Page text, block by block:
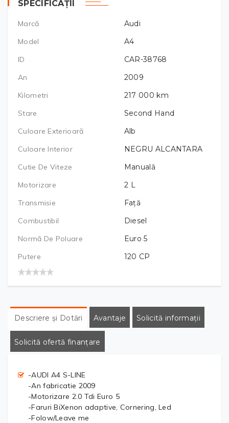
SPECIFICAȚII
Marcă
Audi
Model
A4
ID
CAR-38768
An
2009
Kilometri
217 000 km
Stare
Second Hand
Culoare Exterioară
Alb
Culoare Interior
NEGRU ALCANTARA
Cutie De Viteze
Manuală
Motorizare
2 L
Transmisie
Față
Combustibil
Diesel
Normă De Poluare
Euro 5
Putere
120 CP
Descriere și Dotări Avantaje Solicită informații
Solicită ofertă finanțare
-AUDI A4 S-LINE
-An fabricatie 2009
-Motorizare 2.0 Tdi Euro 5
-Faruri BiXenon adaptive, Cornering, Led
-Folow/Leave me